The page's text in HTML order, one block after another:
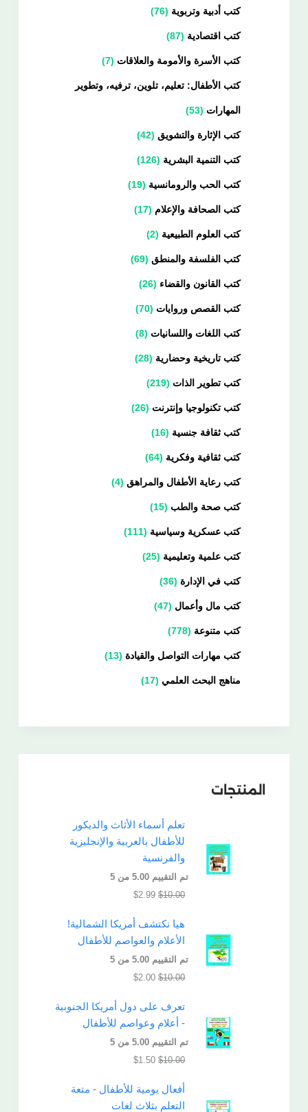
كتب أدبية وتربوية 76
كتب اقتصادية 87
كتب الأسرة والأمومة والعلاقات 7
كتب الأطفال: تعليم، تلوين، ترفيه، وتطوير
المهارات 53
كتب الإثارة والتشويق 42
كتب التنمية البشرية 126
كتب الحب والرومانسية 19
كتب الصحافة والإعلام 17
كتب العلوم الطبيعية 2
كتب الفلسفة والمنطق 69
كتب القانون والقضاء 26
كتب القصص وروايات 70
كتب اللغات واللسانيات 8
كتب تاريخية وحضارية 28
كتب تطوير الذات 219
كتب تكنولوجيا وإنترنت 26
كتب ثقافة جنسية 16
كتب ثقافية وفكرية 64
كتب رعاية الأطفال والمراهق 4
كتب صحة والطب 15
كتب عسكرية وسياسية 111
كتب علمية وتعليمية 25
كتب في الإدارة 36
كتب مال وأعمال 47
كتب متنوعة 778
كتب مهارات التواصل والقيادة 13
مناهج البحث العلمي 17
المنتجات
تعلم أسماء الأثاث والديكور
للأطفال بالعربية والإنجليزية
والفرنسية
تم التقييم 5.00من 5
$10.00
$2.99
هيا نكتشف أمريكا الشمالية!
الأعلام والعواصم للأطفال
تم التقييم 5.00من 5
$10.00
$2.00
تعرف على دول أمريكا الجنوبية
- أعلام وعواصم للأطفال
تم التقييم 5.00من 5
$10.00
$1.50
أفعال يومية للأطفال - متعة
التعلم بثلاث لغات